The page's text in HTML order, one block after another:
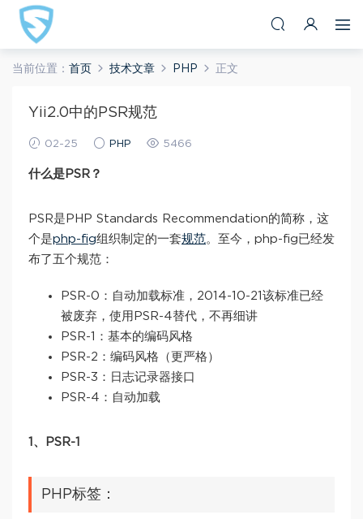
当前位置： 首页 技术文章 PHP 正文
Yii2.0中的PSR规范
02-25 PHP 5466
什么是PSR？
PSR是PHP Standards Recommendation的简称，这
个是php-fig组织制定的一套规范。至今，php-fig已经发
布了五个规范：
PSR-0：自动加载标准，2014-10-21该标准已经
被废弃，使用PSR-4替代，不再细讲
PSR-1：基本的编码风格
PSR-2：编码风格（更严格）
PSR-3：日志记录器接口
PSR-4：自动加载
1、PSR-1
PHP标签：